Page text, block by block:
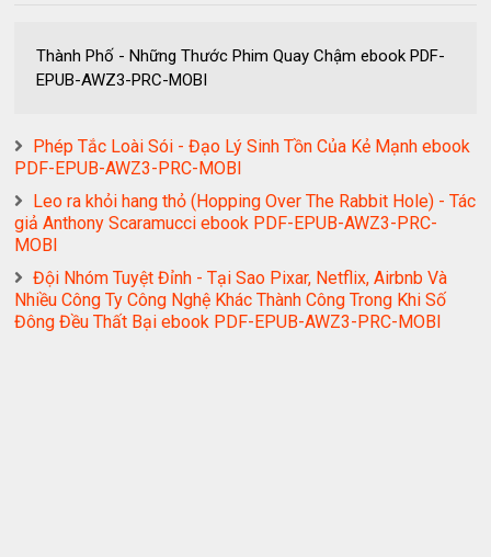
Thành Phố - Những Thước Phim Quay Chậm ebook PDF-
EPUB-AWZ3-PRC-MOBI
Phép Tắc Loài Sói - Đạo Lý Sinh Tồn Của Kẻ Mạnh ebook
PDF-EPUB-AWZ3-PRC-MOBI
Leo ra khỏi hang thỏ (Hopping Over The Rabbit Hole) - Tác
giả Anthony Scaramucci ebook PDF-EPUB-AWZ3-PRC-
MOBI
Đội Nhóm Tuyệt Đỉnh - Tại Sao Pixar, Netflix, Airbnb Và
Nhiều Công Ty Công Nghệ Khác Thành Công Trong Khi Số
Đông Đều Thất Bại ebook PDF-EPUB-AWZ3-PRC-MOBI